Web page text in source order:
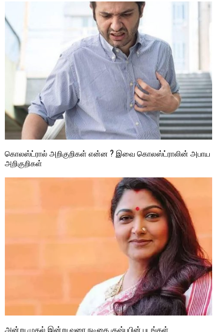
கொலஸ்ட்ரால் அறிகுறிகள் என்ன ? இவை கொலஸ்ட்ராலின் அபாய
அறிகுறிகள்
அன்று முதல் இன்று வரை நடிகை குஷ்புபின் படங்கள்